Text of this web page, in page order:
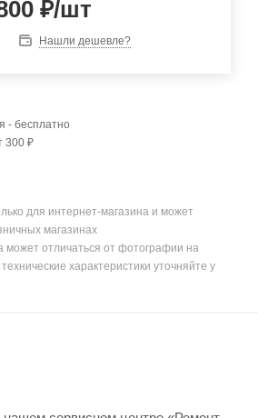
₽/шт
Нашли дешевле?
- бесплатно
300 ₽
для интернет-магазина и может
магазинах
может отличаться от фотографии на
характеристики уточняйте у